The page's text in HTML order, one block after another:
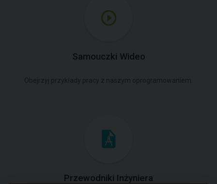
Samouczki Wideo
Przewodniki Inżyniera